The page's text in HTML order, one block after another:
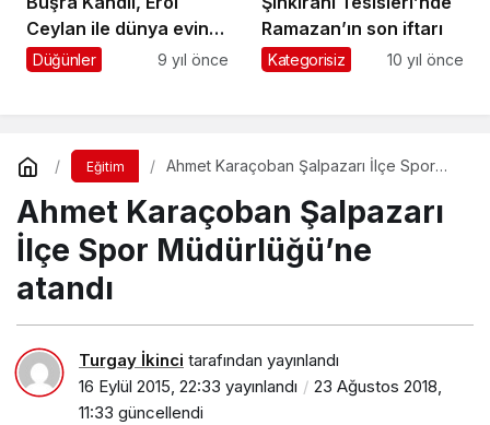
Ceylan ile dünya evine
girdi
Düğünler 9 yıl önce
Ramazan’ın son iftarı
Kategorisiz 10 yıl önce
Eğitim
Ahmet Karaçoban Şalpazarı İlçe Spor
Ahmet Karaçoban Şalpazarı
İlçe Spor Müdürlüğü’ne
atandı
Turgay İkinci tarafından yayınlandı
16 Eylül 2015, 22:33 yayınlandı
23 Ağustos 2018,
11:33 güncellendi